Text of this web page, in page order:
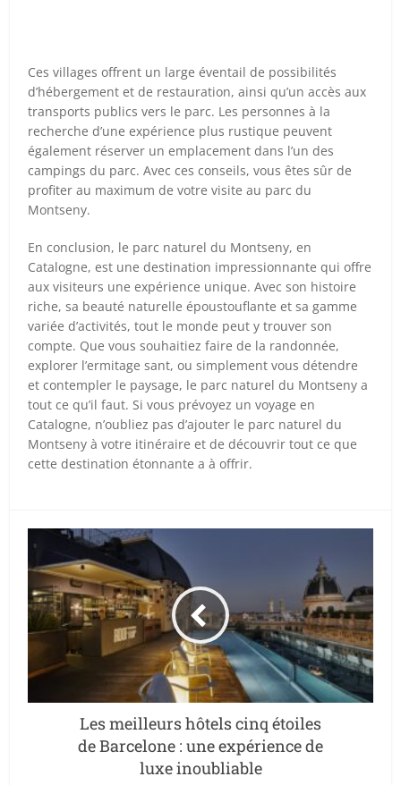
Ces villages offrent un large éventail de possibilités
d’hébergement et de restauration, ainsi qu’un accès aux
transports publics vers le parc. Les personnes à la
recherche d’une expérience plus rustique peuvent
également réserver un emplacement dans l’un des
campings du parc. Avec ces conseils, vous êtes sûr de
profiter au maximum de votre visite au parc du
Montseny.
En conclusion, le parc naturel du Montseny, en
Catalogne, est une destination impressionnante qui offre
aux visiteurs une expérience unique. Avec son histoire
riche, sa beauté naturelle époustouflante et sa gamme
variée d’activités, tout le monde peut y trouver son
compte. Que vous souhaitiez faire de la randonnée,
explorer l’ermitage sant, ou simplement vous détendre
et contempler le paysage, le parc naturel du Montseny a
tout ce qu’il faut. Si vous prévoyez un voyage en
Catalogne, n’oubliez pas d’ajouter le parc naturel du
Montseny à votre itinéraire et de découvrir tout ce que
cette destination étonnante a à offrir.
Les meilleurs hôtels cinq étoiles
de Barcelone : une expérience de
luxe inoubliable